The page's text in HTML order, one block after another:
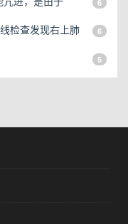
6
检查发现右上肺
6
5